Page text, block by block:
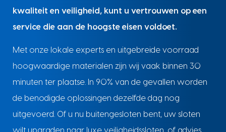
kwaliteit en veiligheid, kunt u vertrouwen op een
service die aan de hoogste eisen voldoet.
Met onze lokale experts en uitgebreide voorraad
hoogwaardige materialen zijn wij vaak binnen 30
minuten ter plaatse. In 90% van de gevallen worden
de benodigde oplossingen dezelfde dag nog
uitgevoerd. Of u nu buitengesloten bent, uw sloten